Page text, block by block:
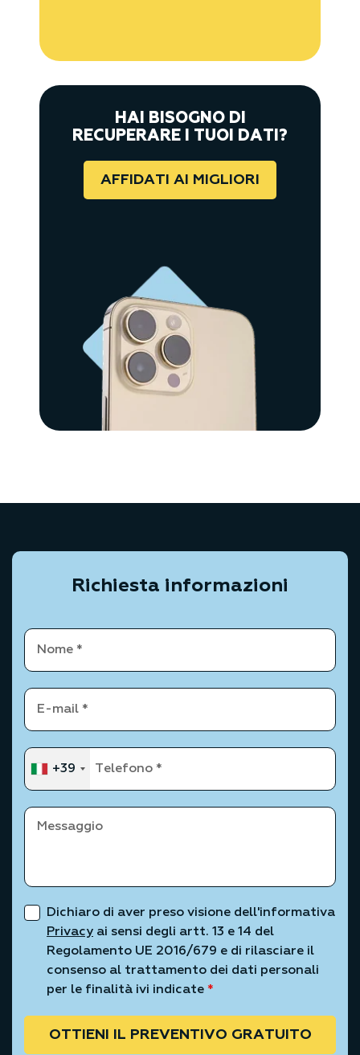
HAI BISOGNO DI
RECUPERARE I TUOI DATI?
AFFIDATI AI MIGLIORI
Richiesta informazioni
+39
Dichiaro di aver preso visione dell'informativa
Privacy ai sensi degli artt. 13 e 14 del
Regolamento UE 2016/679 e di rilasciare il
consenso al trattamento dei dati personali
per le finalità ivi indicate *
OTTIENI IL PREVENTIVO GRATUITO